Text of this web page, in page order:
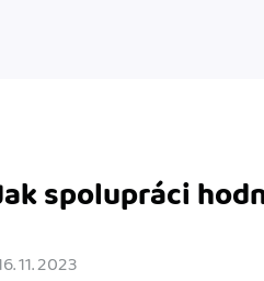
spolupráci
11. 2023